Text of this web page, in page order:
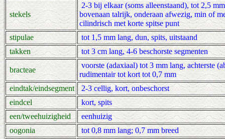
stekels
2-3 bij elkaar (soms alleenstaand), tot 2,5
bovenaan talrijk, onderaan afwezig, min of
cilindrisch met korte spitse punt
stipulae
tot 1,5 mm lang, dun, spits, uitstaand
takken
tot 3 cm lang, 4-6 beschorste segmenten
bracteae
voorste (adaxiaal) tot 3 mm lang, achterste
rudimentair tot kort tot 0,7 mm
eindtak/eindsegment
2-3 cellig, kort, onbeschorst
eindcel
kort, spits
een/tweehuizigheid
eenhuizig
oogonia
tot 0,8 mm lang; 0,7 mm breed